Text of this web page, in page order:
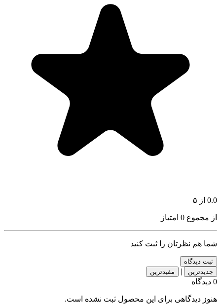
0.0 از ۵
از مجموع 0 امتیاز
شما هم نظرتان را ثبت کنید
ثبت دیدگاه
جدیدترین
| مفیدترین
0 دیدگاه
هنوز دیدگاهی برای این محصول ثبت نشده است.